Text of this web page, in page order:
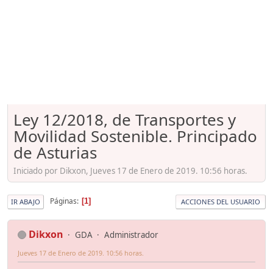
Ley 12/2018, de Transportes y
Movilidad Sostenible. Principado
de Asturias
Iniciado por Dikxon, Jueves 17 de Enero de 2019. 10:56 horas.
IR ABAJO Páginas 1 ACCIONES DEL USUARIO
Dikxon GDA Administrador
Jueves 17 de Enero de 2019. 10:56 horas.